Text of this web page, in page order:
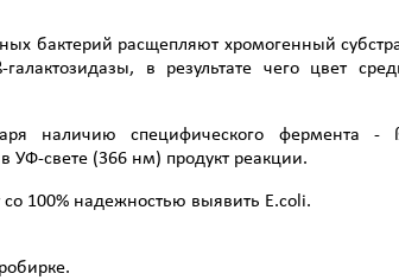
бактерий расщепляют хромогенный
в результате чего цвет
наличию специфического фермента -
УФ-свете (366 нм) продукт реакции.
100% надежностью выявить E.coli.